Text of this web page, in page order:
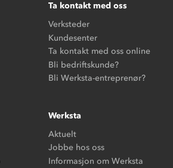
Ta kontakt med oss
Verksteder
Kundesenter
Ta kontakt med oss online
Bli bedriftskunde?
Bli Werksta-entreprenør?
Werksta
Aktuelt
Jobbe hos oss
Informasjon om Werksta